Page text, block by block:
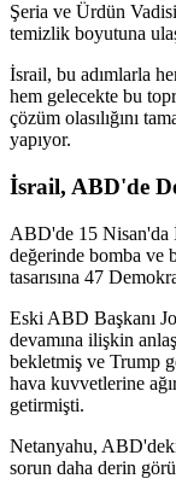
Şeria ve Ürdün
temizlik boyutuna
İsrail, bu adımlarla
hem gelecekte bu
çözüm olasılığını
yapıyor.
İsrail, ABD'de
ABD'de 15 Nisan'da
değerinde bomba ve
tasarısına 47
Eski ABD Başkanı
devamına ilişkin
bekletmiş ve Trump
hava kuvvetlerine
getirmişti.
Netanyahu,
sorun daha derin